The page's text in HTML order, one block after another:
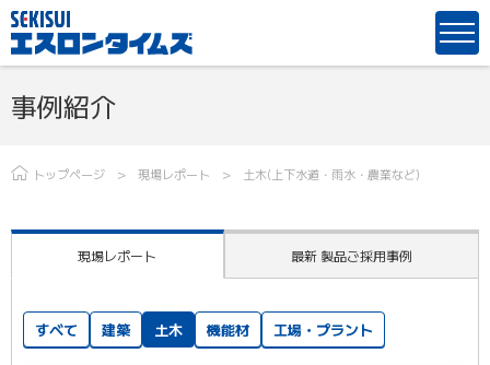
事例紹介
トップページ 現場レポート 土木(上下水道・雨水・農業など)
現場レポート 最新 製品ご採用事例
すべて 建築 土木 機能材 工場・プラント